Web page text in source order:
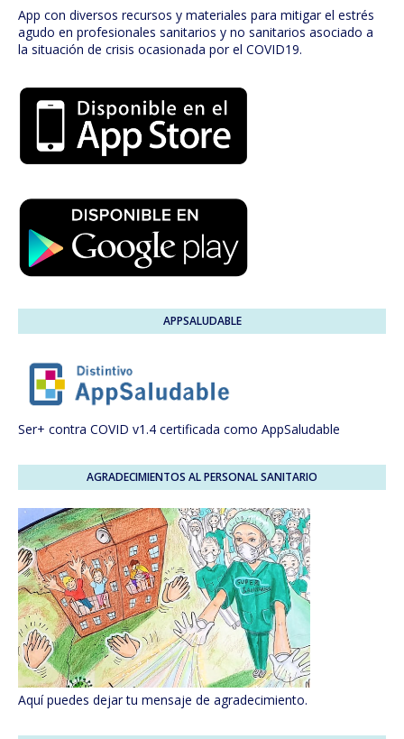
App con diversos recursos y materiales para mitigar el estrés
agudo en profesionales sanitarios y no sanitarios asociado a
la situación de crisis ocasionada por el COVID19.
APPSALUDABLE
Ser+ contra COVID v1.4 certificada como AppSaludable
AGRADECIMIENTOS AL PERSONAL SANITARIO
Aquí puedes dejar tu mensaje de agradecimiento.